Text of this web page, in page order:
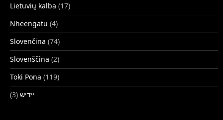
Lietuvių kalba (17)
Nheengatu (4)
Slovenčina (74)
Slovenščina (2)
Toki Pona (119)
ייִדיש (3)